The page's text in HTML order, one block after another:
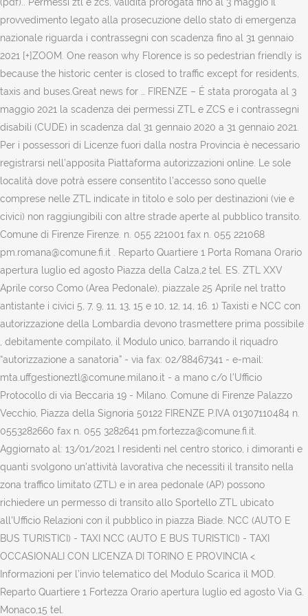
provvedimento legato alla prosecuzione dello stato di emergenza
nazionale riguarda i contrassegni con scadenza fino al 31 gennaio
2021 [+]ZOOM. One reason why Florence is so pedestrian friendly is
because the historic center is closed to traffic except for residents,
taxis and buses.Great news for … FIRENZE – É stata prorogata al 3
maggio 2021 la scadenza dei permessi ZTL e ZCS e i contrassegni
disabili (CUDE) in scadenza dal 31 gennaio 2020 a 31 gennaio 2021.
Per i possessori di Licenze fuori dalla nostra Provincia è necessario
registrarsi nell’apposita Piattaforma autorizzazioni online. Le sole
località dove potrà essere consentito l’accesso sono quelle
comprese nelle ZTL indicate in titolo e solo per destinazioni (vie e
civici) non raggiungibili con altre strade aperte al pubblico transito.
Comune di Firenze Firenze. n. 055 221001 fax n. 055 221068
pm.romana@comune.fi.it . Reparto Quartiere 1 Porta Romana Orario
apertura luglio ed agosto Piazza della Calza,2 tel. ES. ZTL XXV
Aprile corso Como (Area Pedonale), piazzale 25 Aprile nel tratto
antistante i civici 5, 7, 9, 11, 13, 15 e 10, 12, 14, 16. 1) Taxisti e NCC con
autorizzazione della Lombardia devono trasmettere prima possibile
, debitamente compilato, il Modulo unico, barrando il riquadro
“autorizzazione a sanatoria” - via fax: 02/88467341 - e-mail:
mta.uffgestioneztl@comune.milano.it - a mano c/o l’Ufficio
Protocollo di via Beccaria 19 - Milano. Comune di Firenze Palazzo
Vecchio, Piazza della Signoria 50122 FIRENZE P.IVA 01307110484 n.
0553282660 fax n. 055 3282641 pm.fortezza@comune.fi.it.
Aggiornato al: 13/01/2021 I residenti nel centro storico, i dimoranti e
quanti svolgono un'attività lavorativa che necessiti il transito nella
zona traffico limitato (ZTL) e in area pedonale (AP) possono
richiedere un permesso di transito allo Sportello ZTL ubicato
all'Ufficio Relazioni con il pubblico in piazza Biade. NCC (AUTO E
BUS TURISTICI) - TAXI NCC (AUTO E BUS TURISTICI) - TAXI
OCCASIONALI CON LICENZA DI TORINO E PROVINCIA <
Informazioni per l’invio telematico del Modulo Scarica il MOD.
Reparto Quartiere 1 Fortezza Orario apertura luglio ed agosto Via G.
Monaco,15 tel.